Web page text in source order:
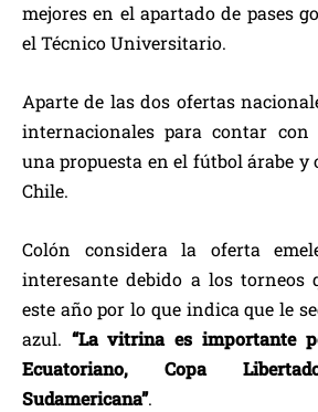
mejores en el apartado de pases
el Técnico Universitario.
Aparte de las dos ofertas
internacionales para contar con
una propuesta en el fútbol árabe y
Chile.
Colón considera la oferta
interesante debido a los torneos
este año por lo que indica que le
azul. “La vitrina es importante
Ecuatoriano, Copa
Sudamericana”.